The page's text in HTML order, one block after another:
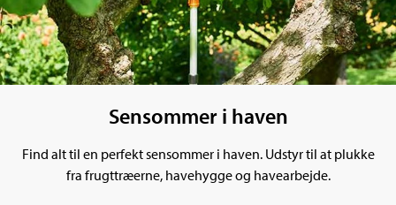
Sensommer i haven
Find alt til en perfekt sensommer i haven. Udstyr til at plukke
fra frugttræerne, havehygge og havearbejde.